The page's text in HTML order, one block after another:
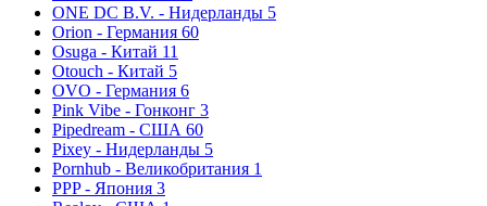
ONE DC B.V. - Нидерланды 5
Orion - Германия 60
Osuga - Китай 11
Otouch - Китай 5
OVO - Германия 6
Pink Vibe - Гонконг 3
Pipedream - США 60
Pixey - Нидерланды 5
Pornhub - Великобритания 1
PPP - Япония 3